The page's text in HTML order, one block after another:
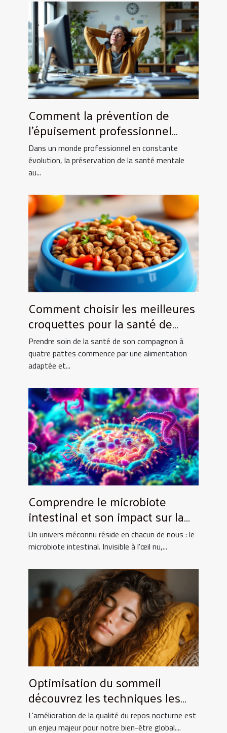
Comment la prévention de
l'épuisement professionnel
renforce la productivité ?
Dans un monde professionnel en constante
évolution, la préservation de la santé mentale
au...
Comment choisir les meilleures
croquettes pour la santé de
votre animal ?
Prendre soin de la santé de son compagnon à
quatre pattes commence par une alimentation
adaptée et...
Comprendre le microbiote
intestinal et son impact sur la
santé globale
Un univers méconnu réside en chacun de nous : le
microbiote intestinal. Invisible à l'œil nu,...
Optimisation du sommeil
découvrez les techniques les
plus efficaces pour améliorer la
qualité du repos nocturne
L'amélioration de la qualité du repos nocturne est
un enjeu majeur pour notre bien-être global....